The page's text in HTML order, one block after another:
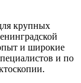
крупных
и широкие
и по